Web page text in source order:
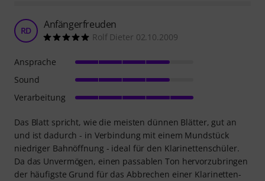
RD Anfängerfreuden
Rolf Dieter 02.10.2009
Das Blatt spricht, wie die meisten dünnen Blätter, gut an
und ist dadurch - in Verbindung mit einem Mundstück
niedriger Bahnöffnung - ideal für den Klarinettenschüler.
Da das Unvermögen, einen passablen Ton hervorzubringen
der häufigste Grund für das Abbrechen einer Klarinetten-
Ansprache
Sound
Verarbeitung